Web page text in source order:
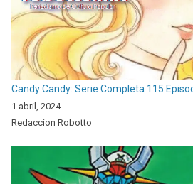
Candy Candy: Serie Completa 115
1 abril, 2024
Redaccion Robotto